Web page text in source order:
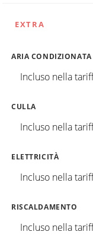
EXTRA
ARIA CONDIZIONATA
Incluso nella
CULLA
Incluso nella
ELETTRICITÀ
Incluso nella
RISCALDAMENTO
Incluso nella